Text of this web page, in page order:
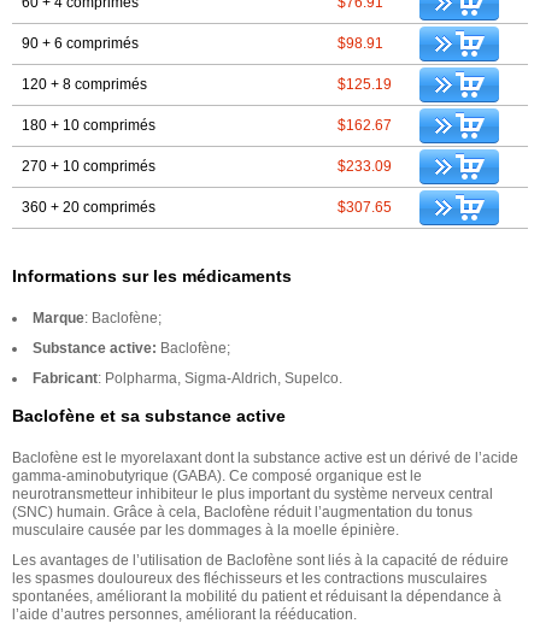
90 + 6 comprimés $98.91
120 + 8 comprimés $125.19
180 + 10 comprimés $162.67
270 + 10 comprimés $233.09
360 + 20 comprimés $307.65
Informations sur les médicaments
Marque: Baclofène;
Substance active: Baclofène;
Fabricant: Polpharma, Sigma-Aldrich, Supelco.
Baclofène et sa substance active
Baclofène est le myorelaxant dont la substance active est un dérivé de l’acide
gamma-aminobutyrique (GABA). Ce composé organique est le
neurotransmetteur inhibiteur le plus important du système nerveux central
(SNC) humain. Grâce à cela, Baclofène réduit l’augmentation du tonus
musculaire causée par les dommages à la moelle épinière.
Les avantages de l’utilisation de Baclofène sont liés à la capacité de réduire
les spasmes douloureux des fléchisseurs et les contractions musculaires
spontanées, améliorant la mobilité du patient et réduisant la dépendance à
l’aide d’autres personnes, améliorant la rééducation.